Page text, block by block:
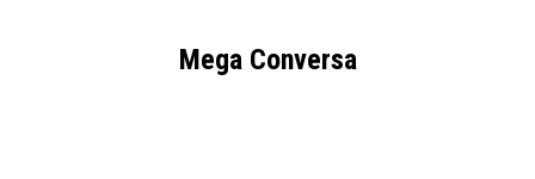
Mega Conversa